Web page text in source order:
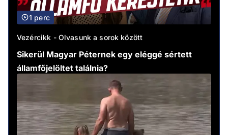
1 perc
Vezércikk - Olvasunk a sorok között
Sikerül Magyar Péternek egy eléggé sértett
államfőjelöltet találnia?